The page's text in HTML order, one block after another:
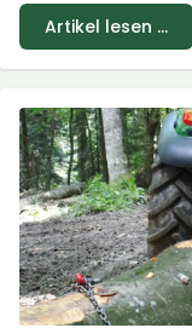
Artikel lesen ...